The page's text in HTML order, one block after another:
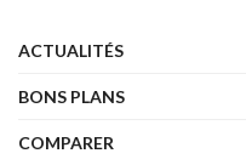
ACTUALITÉS
BONS PLANS
COMPARER